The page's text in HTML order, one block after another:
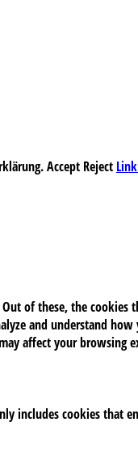
Accept Reject
of these, the cookies
and understand
affect your browsing
includes cookies that